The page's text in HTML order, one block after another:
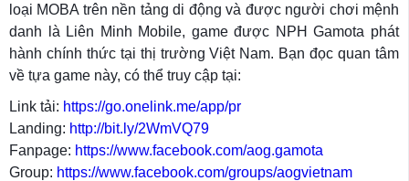
loại MOBA trên nền tảng di động và được người chơi mệnh
danh là Liên Minh Mobile, game được NPH Gamota phát
hành chính thức tại thị trường Việt Nam. Bạn đọc quan tâm
về tựa game này, có thể truy cập tại:
Link tải: https://go.onelink.me/app/pr
Landing: http://bit.ly/2WmVQ79
Fanpage: https://www.facebook.com/aog.gamota
Group: https://www.facebook.com/groups/aogvietnam